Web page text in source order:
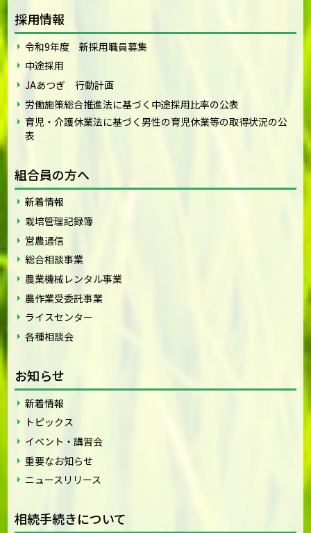
採用情報
令和9年度 新採用職員募集
中途採用
JAあつぎ 行動計画
労働施策総合推進法に基づく中途採用比率の公表
育児・介護休業法に基づく男性の育児休業等の取得状況の公
表
組合員の方へ
新着情報
栽培管理記録簿
営農通信
総合相談事業
農業機械レンタル事業
農作業受委託事業
ライスセンター
各種相談会
お知らせ
新着情報
トピックス
イベント・講習会
重要なお知らせ
ニュースリリース
相続手続きについて